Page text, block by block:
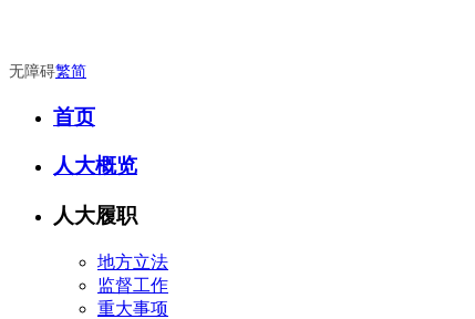
无障碍繁简
首页
人大概览
人大履职
地方立法
监督工作
重大事项